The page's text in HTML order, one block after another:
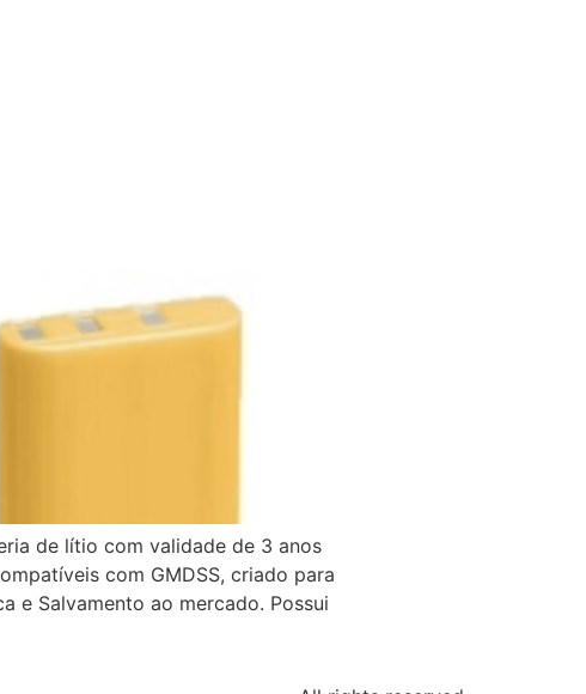
de lítio com validade de 3 anos
com GMDSS, criado para
e Salvamento ao mercado. Possui